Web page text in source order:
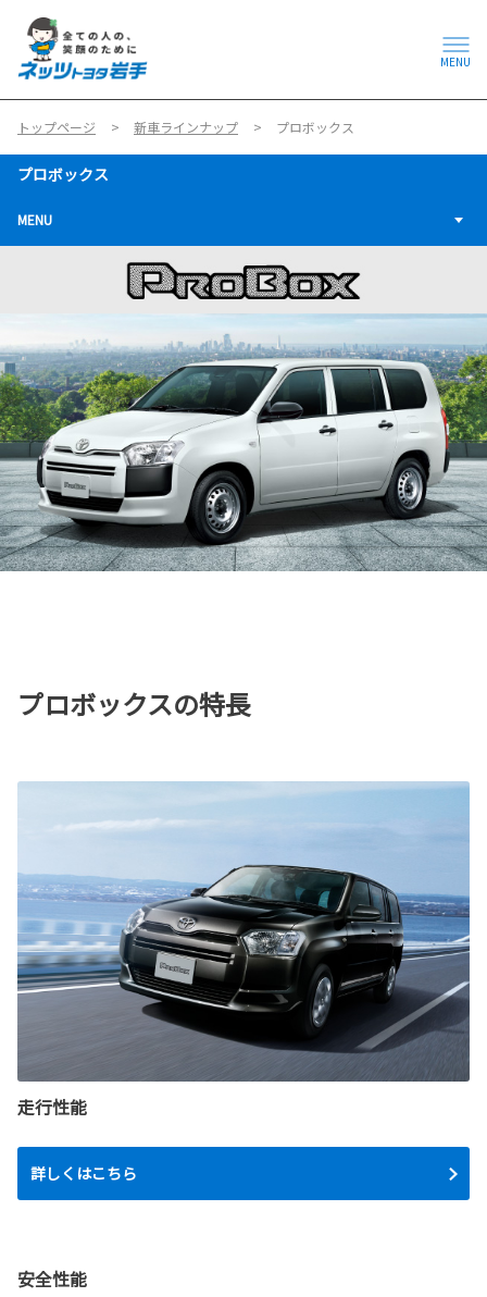
MENU
トップページ 新車ラインナップ プロボックス
プロボックス
MENU
プロボックスの特長
走行性能
詳しくはこちら
安全性能